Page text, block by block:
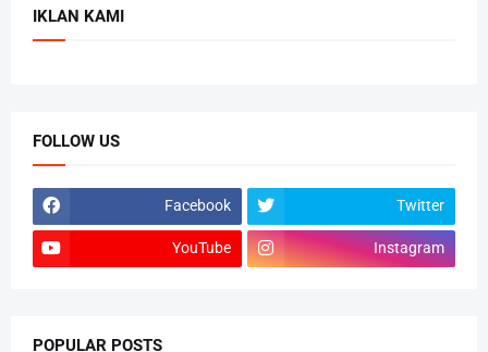
IKLAN KAMI
FOLLOW US
Facebook Twitter
YouTube Instagram
POPULAR POSTS